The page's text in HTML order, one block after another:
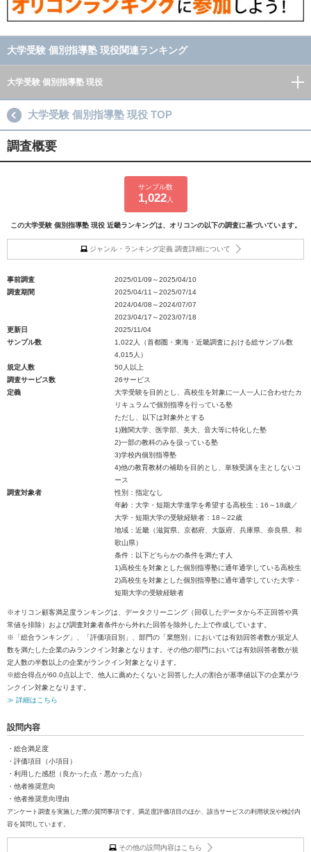
大学受験 個別指導塾 現役関連ランキング
大学受験 個別指導塾 現役
大学受験 個別指導塾 現役 TOP
調査概要
サンプル数
1,022人
この大学受験 個別指導塾 現役 近畿ランキングは、オリコンの以下の調査に基づいています。
ジャンル・ランキング定義 調査詳細について
事前調査
2025/01/09～2025/04/10
調査期間
2025/04/11～2025/07/14
2024/04/08～2024/07/07
2023/04/17～2023/07/18
更新日
2025/11/04
サンプル数
1,022人（首都圏・東海・近畿調査における総サンプル数
4,015人）
規定人数
50人以上
調査サービス数
26サービス
定義
大学受験を目的とし、高校生を対象に一人一人に合わせたカ
リキュラムで個別指導を行っている塾
ただし、以下は対象外とする
1)難関大学、医学部、美大、音大等に特化した塾
2)一部の教科のみを扱っている塾
3)学校内個別指導塾
4)他の教育教材の補助を目的とし、単独受講を主としないコ
ース
調査対象者
性別：指定なし
年齢：大学・短期大学進学を希望する高校生：16～18歳／
大学・短期大学の受験経験者：18～22歳
地域：近畿（滋賀県、京都府、大阪府、兵庫県、奈良県、和
歌山県）
条件：以下どちらかの条件を満たす人
1)高校生を対象とした個別指導塾に通年通学している高校生
2)高校生を対象とした個別指導塾に通年通学していた大学・
短期大学の受験経験者
※オリコン顧客満足度ランキングは、データクリーニング（回収したデータから不正回答や異
常値を排除）および調査対象者条件から外れた回答を除外した上で作成しています。
※「総合ランキング」、「評価項目別」、部門の「業態別」においては有効回答者数が規定人
数を満たした企業のみランクイン対象となります。その他の部門においては有効回答者数が規
定人数の半数以上の企業がランクイン対象となります。
※総合得点が60.0点以上で、他人に薦めたくないと回答した人の割合が基準値以下の企業がラ
ンクイン対象となります。
≫ 詳細はこちら
設問内容
・総合満足度
・評価項目（小項目）
・利用した感想（良かった点・悪かった点）
・他者推奨意向
・他者推奨意向理由
アンケート調査を実施した際の質問事項です。満足度評価項目のほか、該当サービスの利用状況や検討内
容を質問しています。
その他の設問内容はこちら